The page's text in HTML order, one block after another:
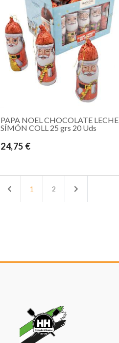
PAPA NOEL CHOCOLATE LECHE
SÍMÓN COLL 25 grs 20 Uds
24,75 €
Previous
1 2